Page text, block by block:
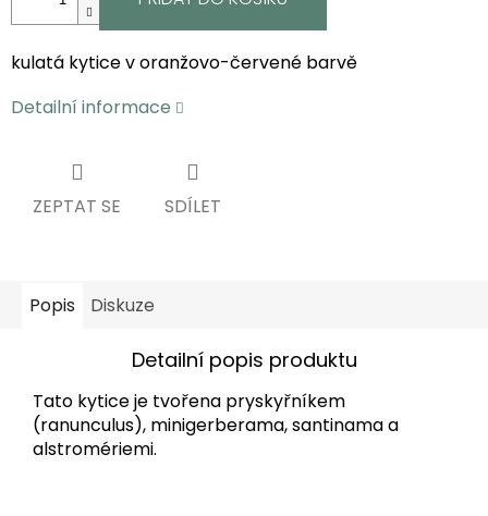
kulatá kytice v oranžovo-červené barvě
Detailní informace
ZEPTAT SE SDÍLET
Popis Diskuze
Detailní popis produktu
Tato kytice je tvořena pryskyřníkem
(ranunculus), minigerberama, santinama a
alstromériemi.